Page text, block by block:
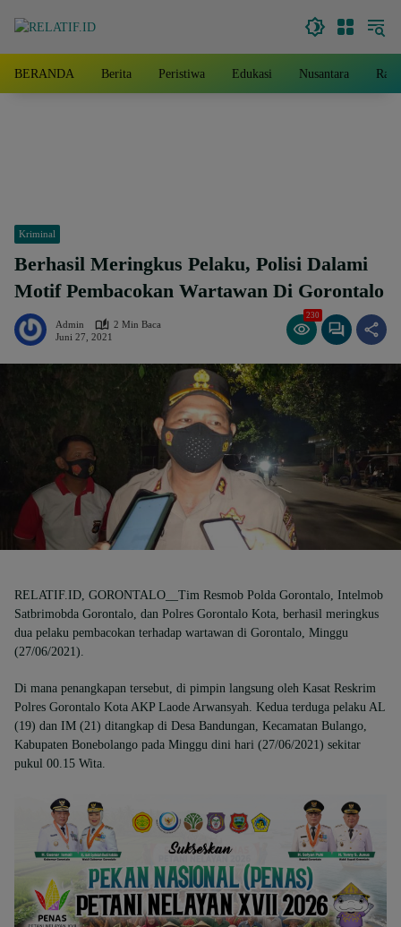
BERANDA Berita Peristiwa Edukasi Nusantara
Kriminal
Berhasil Meringkus Pelaku, Polisi Dalami
Motif Pembacokan Wartawan Di Gorontalo
Admin
2 Min Baca
Juni 27, 2021
230
RELATIF.ID, GORONTALO__ Tim Resmob Polda Gorontalo, Intelmob
Satbrimobda Gorontalo, dan Polres Gorontalo Kota, berhasil meringkus
dua pelaku pembacokan terhadap wartawan di Gorontalo, Minggu
(27/06/2021).
Di mana penangkapan tersebut, di pimpin langsung oleh Kasat Reskrim
Polres Gorontalo Kota AKP Laode Arwansyah. Kedua terduga pelaku AL
(19) dan IM (21) ditangkap di Desa Bandungan, Kecamatan Bulango,
Kabupaten Bonebolango pada Minggu dini hari (27/06/2021) sekitar
pukul 00.15 Wita.